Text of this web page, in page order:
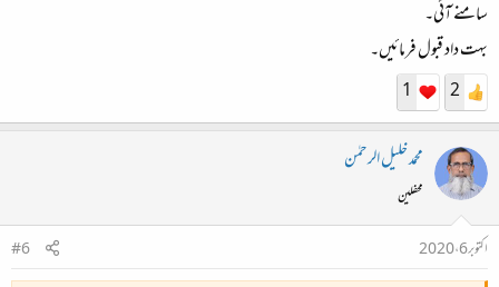
سامنے آئی۔
بہت داد قبول فرمائیں۔
2
1
محمد خلیل الرحمٰن
محفلین
اکتوبر 6، 2020
#6